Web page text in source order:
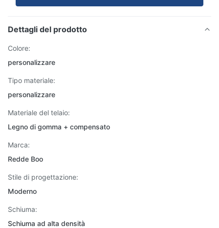
Dettagli del prodotto
Colore:
personalizzare
Tipo materiale:
personalizzare
Materiale del telaio:
Legno di gomma + compensato
Marca:
Redde Boo
Stile di progettazione:
Moderno
Schiuma:
Schiuma ad alta densità